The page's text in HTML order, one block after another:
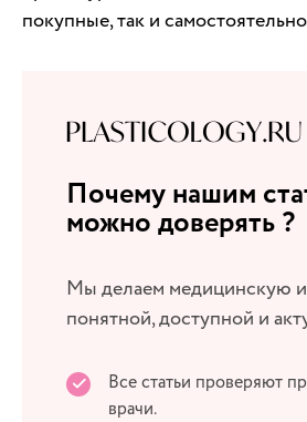
покупные, так и
Почему нашим
можно доверять ?
Мы делаем медицинскую
понятной, доступной и
Все статьи проверяют
врачи.